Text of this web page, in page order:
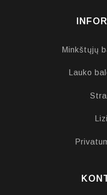
Minkštųjų
Lauko